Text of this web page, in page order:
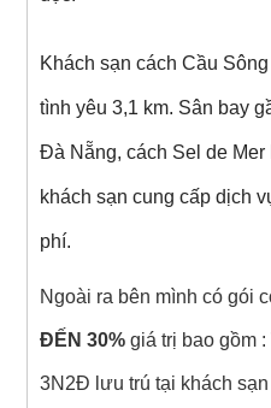
Khách sạn cách Cầu
tình yêu 3,1 km. Sân bay
Đà Nẵng, cách Sel de Mer
khách sạn cung cấp dịch
phí.
Ngoài ra bên mình có gói
ĐẾN 30%giá trị bao gồm :
3N2Đ lưu trú tại khách